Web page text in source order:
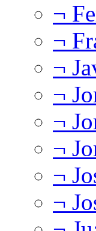
¬
¬
¬
¬
¬
¬
¬
¬